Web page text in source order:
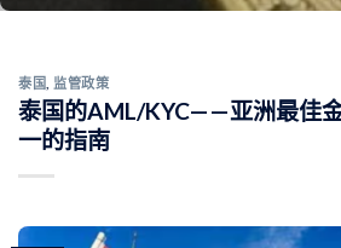
泰国 监管政策
泰国的AML/KYC——亚洲最佳
一的指南